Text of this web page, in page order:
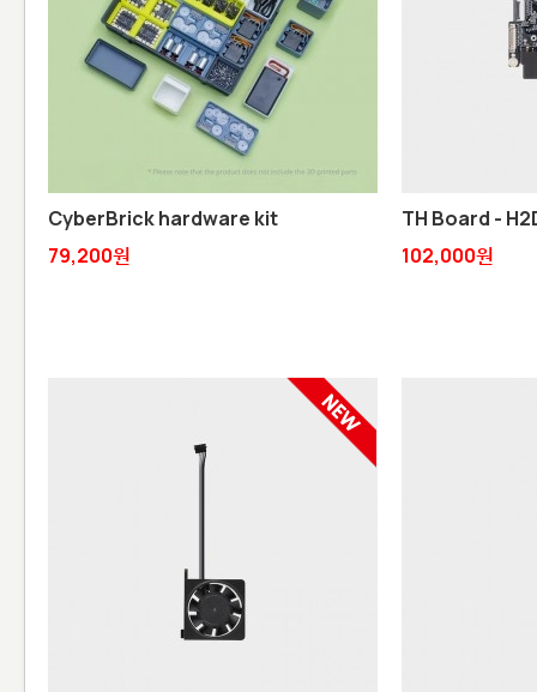
CyberBrick hardware kit
79,200원
TH Board -
102,000원